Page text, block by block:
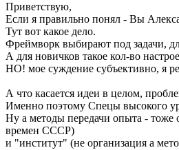
Приветствую,
Если я правильно понял - Вы
Тут вот какое дело.
Фреймворк выбирают под задачи,
А для новичков такое кол-во
НО! мое суждение субъективно, я
А что касается идеи в целом,
Именно поэтому Спецы высокого
Ну а методы передачи опыта - тоже
времен CCCP)
и "институт" (не организация а